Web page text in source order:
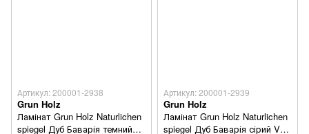
Артикул: 200001-2938
Grun Holz
Ламінат Grun Holz Naturlichen
spiegel Дуб Баварія темний
Артикул: 200001-2939
Grun Holz
Ламінат Grun Holz Naturlichen
spiegel Дуб Баварія сірий VG